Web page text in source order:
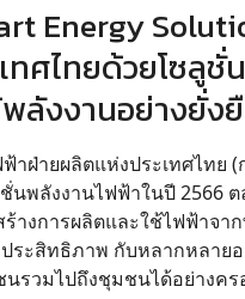
Energy
ทศไทยด้วยโซลูชั่
ลังงานอย่างยั่ง
าฝ่ายผลิตแห่งประเทศไทย (
นพลังงานไฟฟ้าในปี 2566
างการผลิตและใช้ไฟฟ้าจา
ระสิทธิภาพ กับหลากหลาย
นรวมไปถึงชุมชนได้อย่างค